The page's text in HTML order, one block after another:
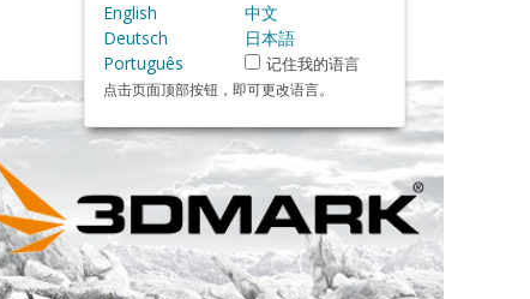
English
中文
Deutsch
日本語
Português
记住我的语言
点击页面顶部按钮，即可更改语言。